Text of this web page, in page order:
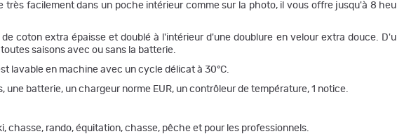
très facilement dans un poche intérieur comme sur la photo, il vous offre jusqu'à 8
coton extra épaisse et doublé à l'intérieur d'une doublure en velour extra douce.
saisons avec ou sans la batterie.
lavable en machine avec un cycle délicat à 30°C.
une batterie, un chargeur norme EUR, un contrôleur de température, 1 notice.
chasse, rando, équitation, chasse, pêche et pour les professionnels.